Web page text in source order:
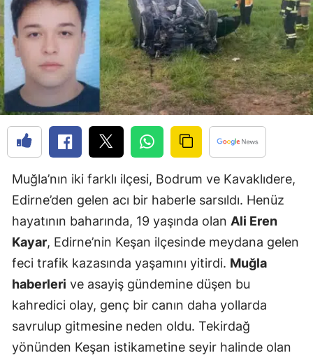
Muğla’nın iki farklı ilçesi, Bodrum ve Kavaklıdere,
Edirne’den gelen acı bir haberle sarsıldı. Henüz
hayatının baharında, 19 yaşında olan Ali Eren
Kayar, Edirne’nin Keşan ilçesinde meydana gelen
feci trafik kazasında yaşamını yitirdi. Muğla
haberleri ve asayiş gündemine düşen bu
kahredici olay, genç bir canın daha yollarda
savrulup gitmesine neden oldu. Tekirdağ
yönünden Keşan istikametine seyir halinde olan